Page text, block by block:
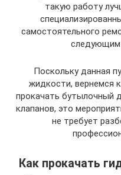
такую работу
самостоятельного
следующим
Поскольку данная
жидкости, вернемся
прокачать бутылочный
клапанов, это
не требует
Как прокачать